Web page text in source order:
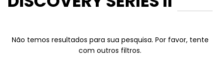
Não temos resultados para sua pesquisa. Por favor, tente
com outros filtros.